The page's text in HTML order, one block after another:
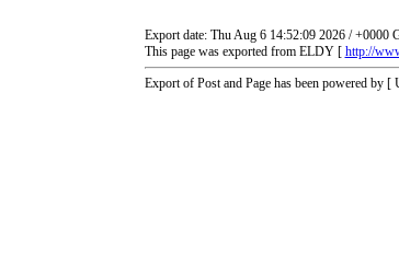
Export date: Thu Aug 6 14:52:09 2026 / +0000
This page was exported from ELDY [ http://
Export of Post and Page has been powered by